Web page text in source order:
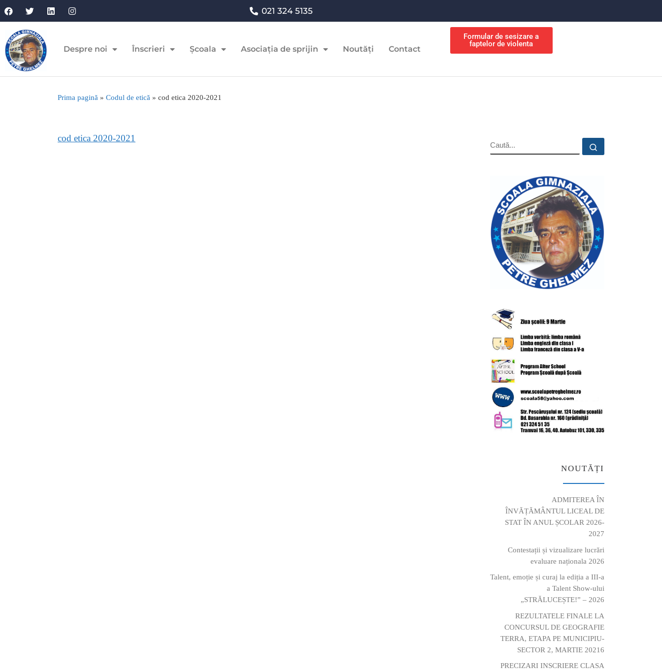
021 324 5135
Despre noi Înscrieri Școala Asociația de sprijin Noutăți Contact
Formular de sesizare a
faptelor de violenta
Prima pagină » Codul de etică » cod etica 2020-2021
cod etica 2020-2021
NOUTĂȚI
ADMITEREA ÎN
ÎNVĂȚĂMÂNTUL LICEAL DE
STAT ÎN ANUL ȘCOLAR 2026-
2027
Contestații și vizualizare lucrări
evaluare naționala 2026
Talent, emoție și curaj la ediția a III-a
a Talent Show-ului
„STRĂLUCEȘTE!” – 2026
REZULTATELE FINALE LA
CONCURSUL DE GEOGRAFIE
TERRA, ETAPA PE MUNICIPIU-
SECTOR 2, MARTIE 20216
PRECIZARI INSCRIERE CLASA